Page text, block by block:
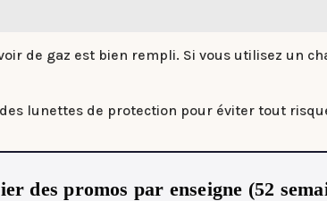
de gaz est bien rempli. Si vous utilisez un
lunettes de protection pour éviter tout
des promos par enseigne (52